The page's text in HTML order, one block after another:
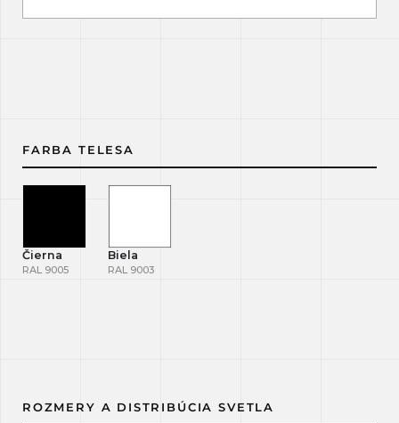
FARBA TELESA
Čierna
RAL 9005
Biela
RAL 9003
ROZMERY A DISTRIBÚCIA SVETLA